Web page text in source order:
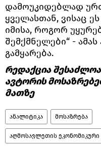
დამოუკიდებლად
ყველასთან, ვისაც
იმისა, როგორ
შემქმნელები“ -
გამყარება.
რედაქცია
ავტორის
მათზე
ანალიტიკა მოსაზრება
აღმოსავლეთის